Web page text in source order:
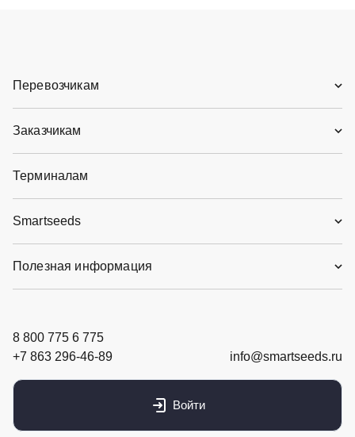
Перевозчикам
Заказчикам
Терминалам
Smartseeds
Полезная информация
8 800 775 6 775
+7 863 296-46-89
info@smartseeds.ru
Войти